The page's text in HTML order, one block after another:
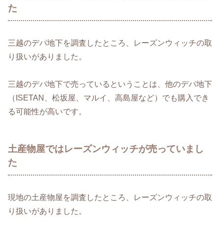
た
三越のデパ地下を調査したところ、レーズンウィッチの取
り扱いがありました。
三越のデパ地下で売っているということは、他のデパ地下
（ISETAN、松坂屋、マルイ、高島屋など）でも購入でき
る可能性が高いです。
土産物屋ではレーズンウィッチが売っていまし
た
現地の土産物屋を調査したところ、レーズンウィッチの取
り扱いがありました。